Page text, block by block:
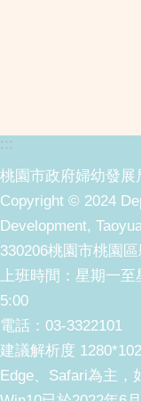
:::
桃園市政府婦幼發展
Copyright © 2024
Development,
330206桃園市桃園
上班時間：星期一至
5:00
電話：03-3322101
建議解析度
Edge、Safari為主，